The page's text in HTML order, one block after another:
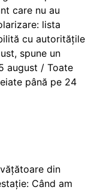
care nu au
lista
cu autoritățile
spune un
august / Toate
până pe 24
din
Când am